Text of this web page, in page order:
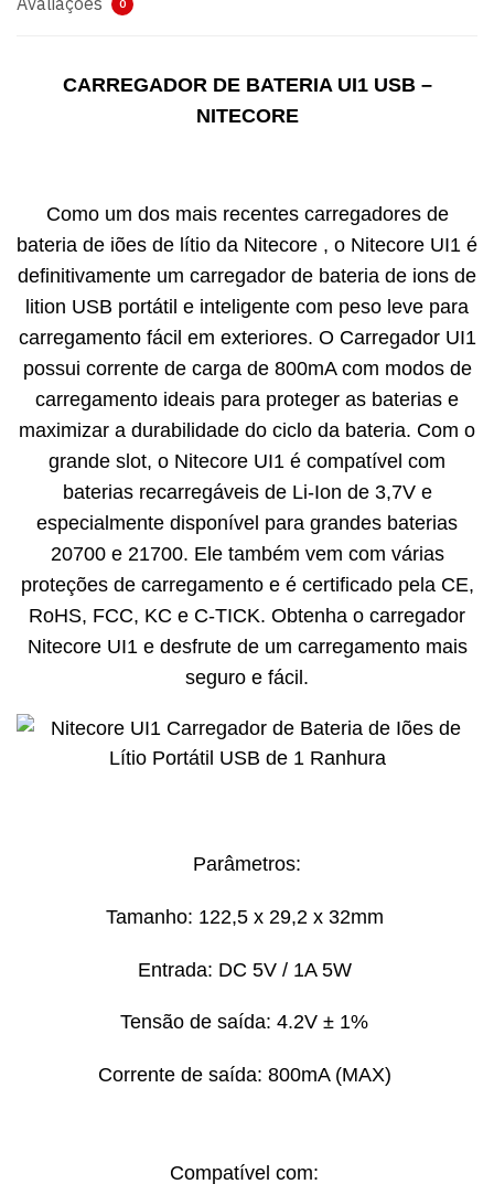
0
CARREGADOR DE BATERIA UI1 USB –
NITECORE
Como um dos mais recentes carregadores de
bateria de iões de lítio da Nitecore , o Nitecore UI1 é
definitivamente um carregador de bateria de ions de
lition USB portátil e inteligente com peso leve para
carregamento fácil em exteriores. O Carregador UI1
possui corrente de carga de 800mA com modos de
carregamento ideais para proteger as baterias e
maximizar a durabilidade do ciclo da bateria. Com o
grande slot, o Nitecore UI1 é compatível com
baterias recarregáveis ​​de Li-Ion de 3,7V e
especialmente disponível para grandes baterias
20700 e 21700. Ele também vem com várias
proteções de carregamento e é certificado pela CE,
RoHS, FCC, KC e C-TICK. Obtenha o carregador
Nitecore UI1 e desfrute de um carregamento mais
seguro e fácil.
Parâmetros:
Tamanho: 122,5 x 29,2 x 32mm
Entrada: DC 5V / 1A 5W
Tensão de saída: 4.2V ± 1%
Corrente de saída: 800mA (MAX)
Compatível com: